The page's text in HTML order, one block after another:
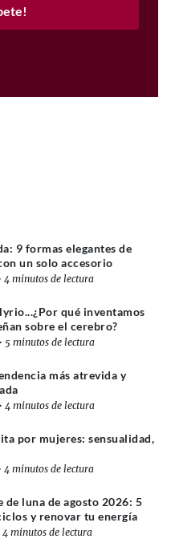
9 formas elegantes de
un solo accesorio
4 minutos de lectura
qué inventamos
sobre el cerebro?
• 5 minutos de lectura
más atrevida y
• 4 minutos de lectura
por mujeres: sensualidad,
4 minutos de lectura
de luna de agosto 2026: 5
y renovar tu energía
4 minutos de lectura